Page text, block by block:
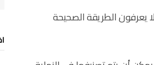
يعرفون الطريقة الصحيحة